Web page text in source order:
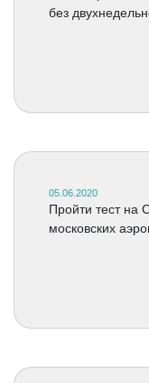
без
05.06.2020
Пройти тест на
московских